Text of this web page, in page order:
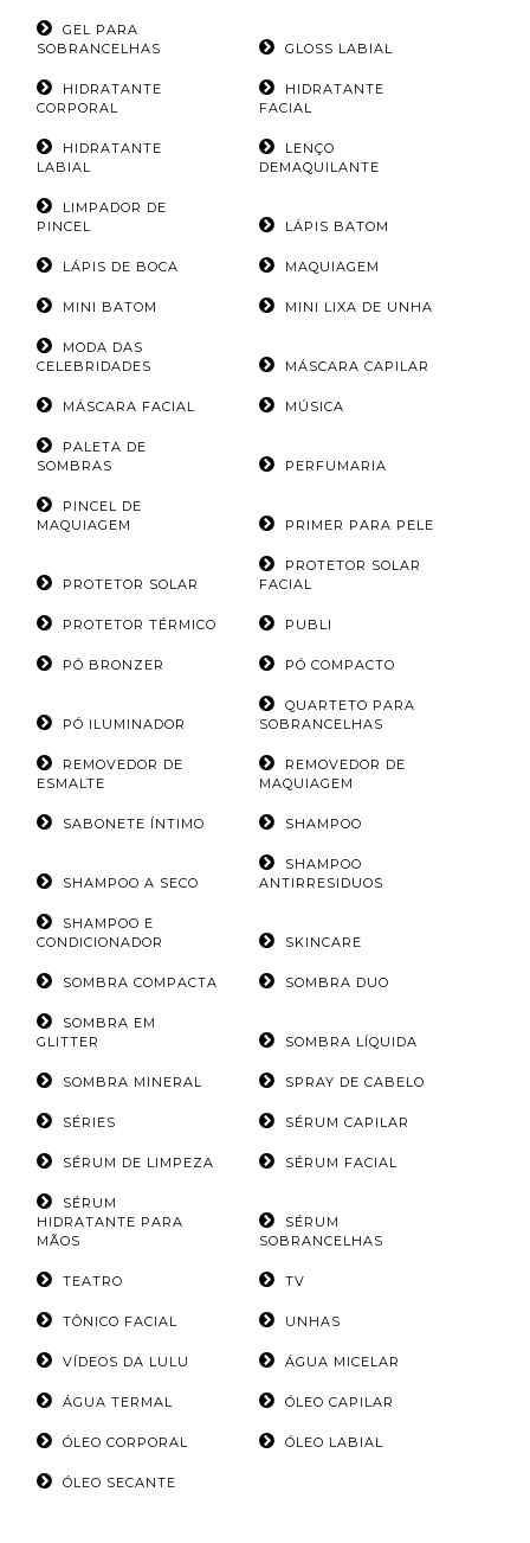
GEL PARA
SOBRANCELHAS
GLOSS LABIAL
HIDRATANTE
CORPORAL
HIDRATANTE
FACIAL
HIDRATANTE
LABIAL
LENÇO
DEMAQUILANTE
LIMPADOR DE
PINCEL
LÁPIS BATOM
LÁPIS DE BOCA MAQUIAGEM
MINI BATOM MINI LIXA DE UNHA
MODA DAS
CELEBRIDADES
MÁSCARA CAPILAR
MÁSCARA FACIAL MÚSICA
PALETA DE
SOMBRAS
PERFUMARIA
PINCEL DE
MAQUIAGEM
PRIMER PARA PELE
PROTETOR SOLAR
PROTETOR SOLAR
FACIAL
PROTETOR TÉRMICO PUBLI
PÓ BRONZER PÓ COMPACTO
PÓ ILUMINADOR
QUARTETO PARA
SOBRANCELHAS
REMOVEDOR DE
ESMALTE
REMOVEDOR DE
MAQUIAGEM
SABONETE ÍNTIMO SHAMPOO
SHAMPOO A SECO
SHAMPOO
ANTIRRESIDUOS
SHAMPOO E
CONDICIONADOR
SKINCARE
SOMBRA COMPACTA SOMBRA DUO
SOMBRA EM
GLITTER
SOMBRA LÍQUIDA
SOMBRA MINERAL SPRAY DE CABELO
SÉRIES SÉRUM CAPILAR
SÉRUM DE LIMPEZA SÉRUM FACIAL
SÉRUM
HIDRATANTE PARA
MÃOS
SÉRUM
SOBRANCELHAS
TEATRO TV
TÔNICO FACIAL UNHAS
VÍDEOS DA LULU ÁGUA MICELAR
ÁGUA TERMAL ÓLEO CAPILAR
ÓLEO CORPORAL ÓLEO LABIAL
ÓLEO SECANTE